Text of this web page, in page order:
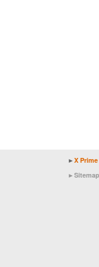
► X Prime
► Sitemap